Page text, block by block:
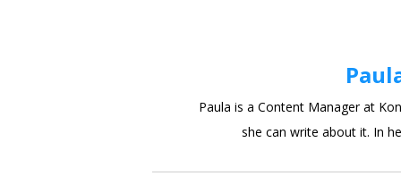
Paula is a Content Manager at
she can write about it. In